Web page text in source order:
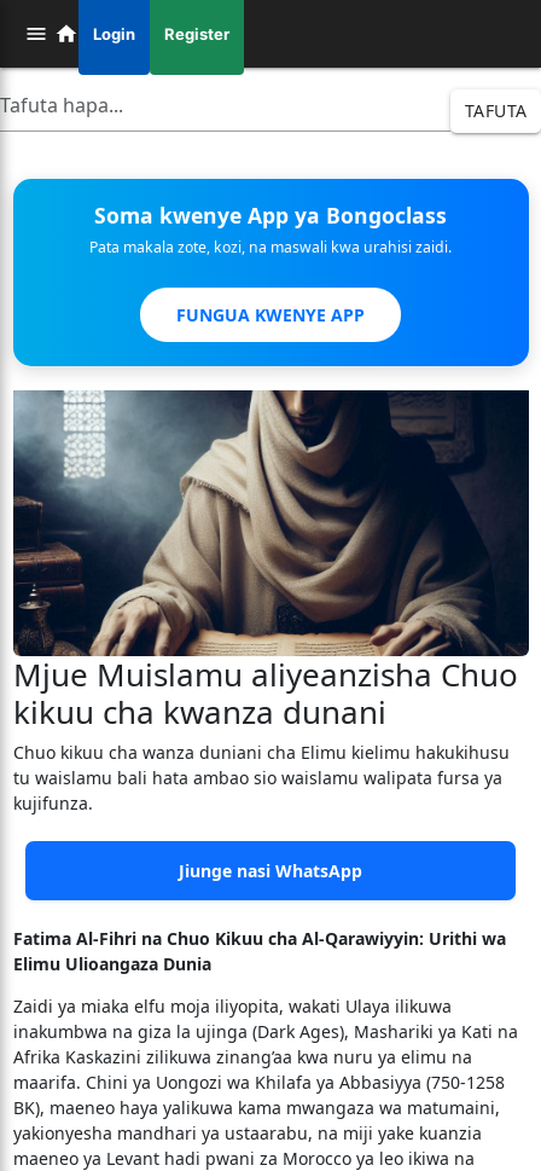
Login Register
TAFUTA
Soma kwenye App ya Bongoclass
Pata makala zote, kozi, na maswali kwa urahisi zaidi.
FUNGUA KWENYE APP
Mjue Muislamu aliyeanzisha Chuo
kikuu cha kwanza dunani
Chuo kikuu cha wanza duniani cha Elimu kielimu hakukihusu
tu waislamu bali hata ambao sio waislamu walipata fursa ya
kujifunza.
Jiunge nasi WhatsApp
Fatima Al-Fihri na Chuo Kikuu cha Al-Qarawiyyin: Urithi wa
Elimu Ulioangaza Dunia
Zaidi ya miaka elfu moja iliyopita, wakati Ulaya ilikuwa
inakumbwa na giza la ujinga (Dark Ages), Mashariki ya Kati na
Afrika Kaskazini zilikuwa zinang’aa kwa nuru ya elimu na
maarifa. Chini ya Uongozi wa Khilafa ya Abbasiyya (750-1258
BK), maeneo haya yalikuwa kama mwangaza wa matumaini,
yakionyesha mandhari ya ustaarabu, na miji yake kuanzia
maeneo ya Levant hadi pwani za Morocco ya leo ikiwa na